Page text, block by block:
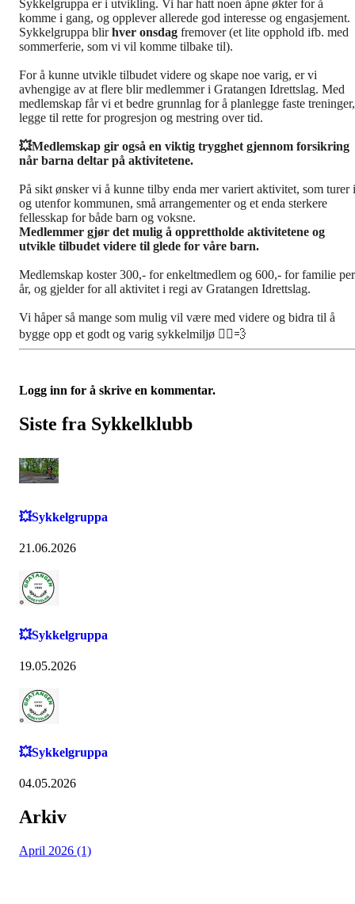
Sykkelgruppa er i utvikling. Vi har hatt noen åpne økter for å
komme i gang, og opplever allerede god interesse og engasjement.
Sykkelgruppa blirhver onsdag fremover (et lite opphold ifb. med
sommerferie, som vi vil komme tilbake til).
For å kunne utvikle tilbudet videre og skape noe varig, er vi
avhengige av at flere blir medlemmer i Gratangen Idrettslag. Med
medlemskap får vi et bedre grunnlag for å planlegge faste treninger,
legge til rette for progresjon og mestring over tid.
💥Medlemskap gir også en viktig trygghet gjennom forsikring
når barna deltar på aktivitetene.
På sikt ønsker vi å kunne tilby enda mer variert aktivitet, som turer i
og utenfor kommunen, små arrangementer og et enda sterkere
fellesskap for både barn og voksne.
Medlemmer gjør det mulig å opprettholde aktivitetene og
utvikle tilbudet videre til glede for våre barn.
Medlemskap koster 300,- for enkeltmedlem og 600,- for familie per
år, og gjelder for all aktivitet i regi av Gratangen Idrettslag.
Vi håper så mange som mulig vil være med videre og bidra til å
bygge opp et godt og varig sykkelmiljø 🚴‍♂️💨
Logg inn for å skrive en kommentar.
Siste fra Sykkelklubb
💥Sykkelgruppa
21.06.2026
💥Sykkelgruppa
19.05.2026
💥Sykkelgruppa
04.05.2026
Arkiv
April 2026 (1)